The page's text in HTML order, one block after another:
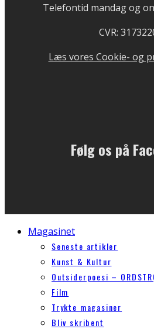
Telefontid mandag og
CVR:
Læs vores Cookie- og
Følg os på
Magasinet
Seneste artikler
Kunst & Kultur
Outsiderpoesi –
Film
Trykte magasiner
Bliv skribent